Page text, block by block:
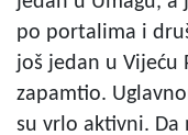
po portalima i
još jedan u Vijeću
zapamtio.
su vrlo aktivni. Da